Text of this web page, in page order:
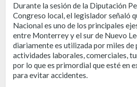
Durante la sesión de la Diputación
Congreso local, el legislador señaló
Nacional es uno de los principales
entre Monterrey y el sur de Nuevo
diariamente es utilizada por miles de
actividades laborales, comerciales,
por lo que es primordial que esté en
para evitar accidentes.